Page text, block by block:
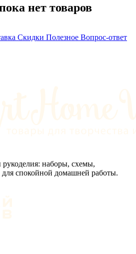
нет товаров
Скидки Полезное Вопрос-ответ
рукоделия: наборы, схемы,
для спокойной домашней работы.